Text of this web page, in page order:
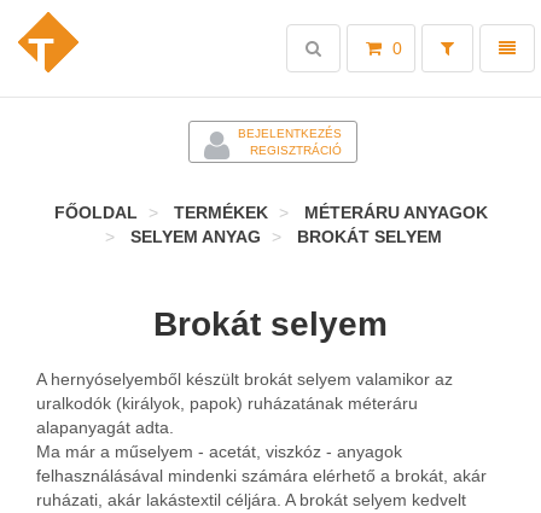
Toggle
0
Toggle
search
BEJELENTKEZÉS
REGISZTRÁCIÓ
FŐOLDAL TERMÉKEK
MÉTERÁRU ANYAGOK
SELYEM ANYAG
BROKÁT SELYEM
Brokát selyem
A hernyóselyemből készült brokát selyem valamikor az
uralkodók (királyok, papok) ruházatának méteráru
alapanyagát adta.
Ma már a műselyem - acetát, viszkóz - anyagok
felhasználásával mindenki számára elérhető a brokát, akár
ruházati, akár lakástextil céljára. A brokát selyem kedvelt